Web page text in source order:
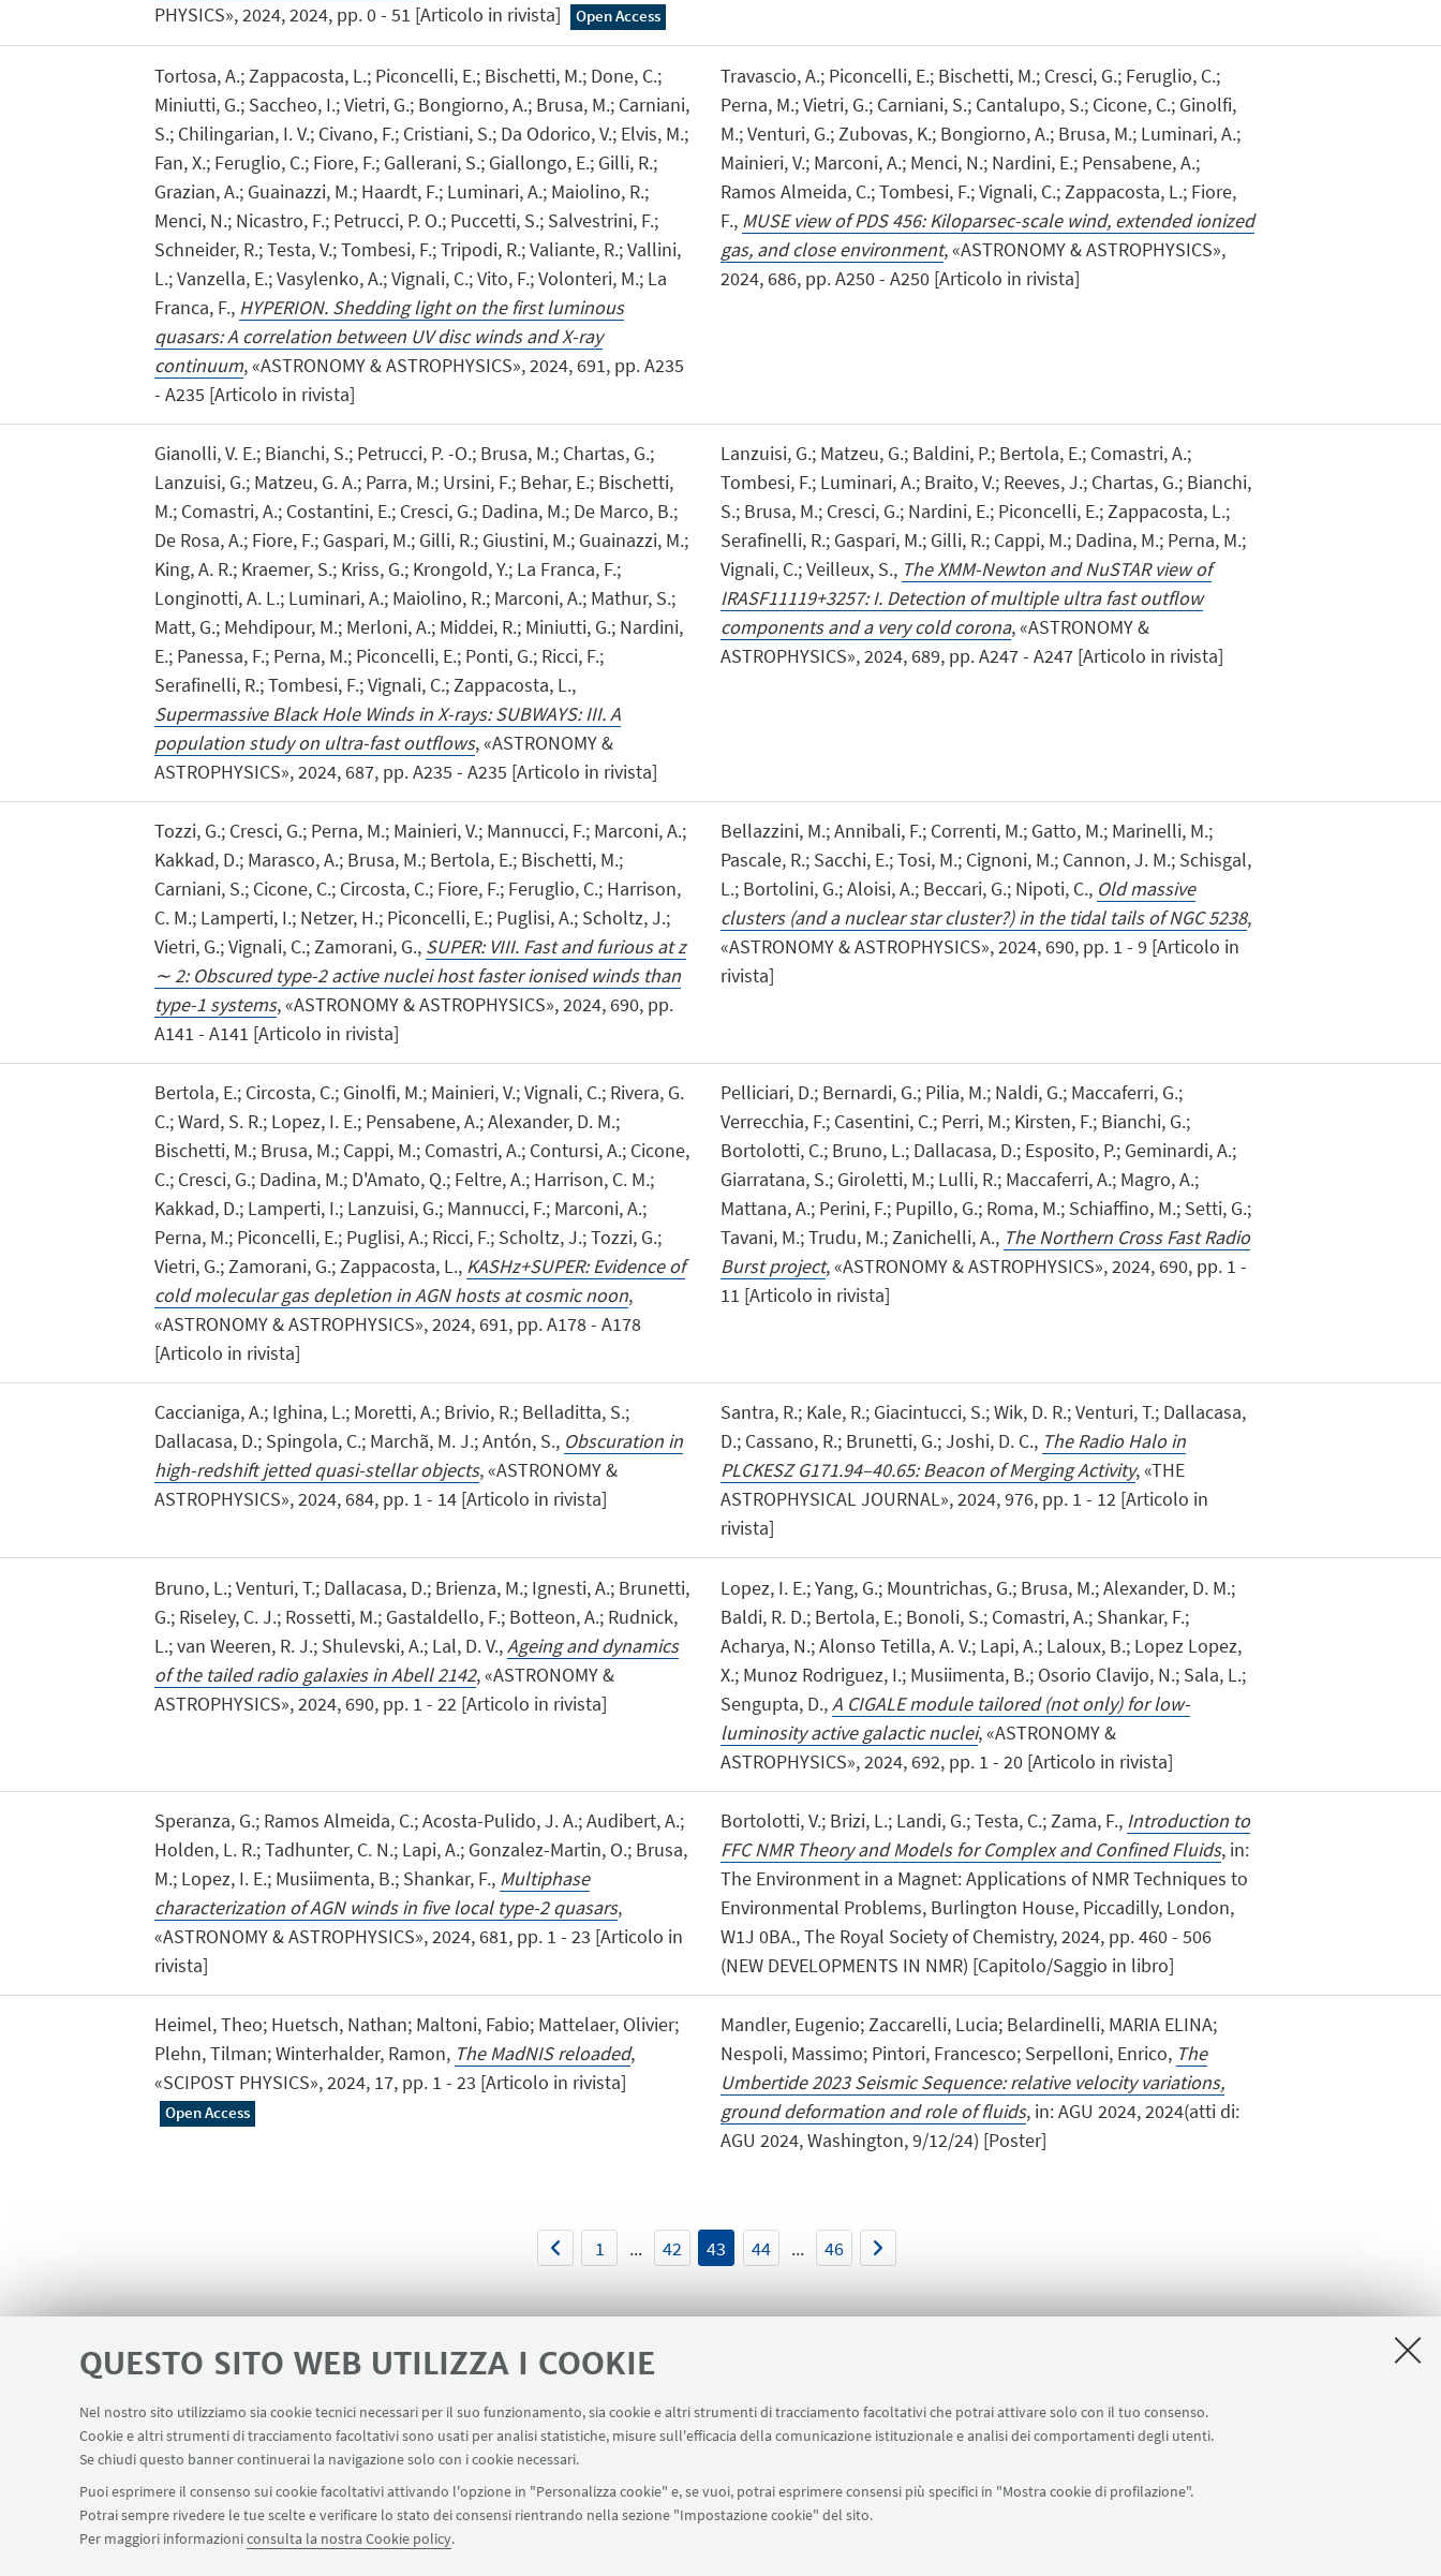
QUESTO SITO WEB UTILIZZA I COOKIE
Nel nostro sito utilizziamo sia cookie tecnici necessari per il suo funzionamento, sia cookie e altri strumenti di tracciamento facoltativi che potrai attivare solo con il tuo consenso.
Cookie e altri strumenti di tracciamento facoltativi sono usati per analisi statistiche, misure sull'efficacia della comunicazione istituzionale e analisi dei comportamenti degli utenti.
Se chiudi questo banner continuerai la navigazione solo con i cookie necessari.
Puoi esprimere il consenso sui cookie facoltativi attivando l'opzione in "Personalizza cookie" e, se vuoi, potrai esprimere consensi più specifici in "Mostra cookie di profilazione".
Potrai sempre rivedere le tue scelte e verificare lo stato dei consensi rientrando nella sezione "Impostazione cookie" del sito.
Per maggiori informazioniconsulta la nostra Cookie policy.
PHYSICS», 2024, 2024, pp. 0 - 51 [Articolo in rivista]
Open Access
Tortosa, A.; Zappacosta, L.; Piconcelli, E.; Bischetti, M.; Done, C.;
Miniutti, G.; Saccheo, I.; Vietri, G.; Bongiorno, A.; Brusa, M.; Carniani,
S.; Chilingarian, I. V.; Civano, F.; Cristiani, S.; Da Odorico, V.; Elvis, M.;
Fan, X.; Feruglio, C.; Fiore, F.; Gallerani, S.; Giallongo, E.; Gilli, R.;
Grazian, A.; Guainazzi, M.; Haardt, F.; Luminari, A.; Maiolino, R.;
Menci, N.; Nicastro, F.; Petrucci, P. O.; Puccetti, S.; Salvestrini, F.;
Schneider, R.; Testa, V.; Tombesi, F.; Tripodi, R.; Valiante, R.; Vallini,
L.; Vanzella, E.; Vasylenko, A.; Vignali, C.; Vito, F.; Volonteri, M.; La
Franca, F., HYPERION. Shedding light on the first luminous
quasars: A correlation between UV disc winds and X-ray
continuum, «ASTRONOMY & ASTROPHYSICS», 2024, 691, pp. A235
- A235 [Articolo in rivista]
Travascio, A.; Piconcelli, E.; Bischetti, M.; Cresci, G.; Feruglio, C.;
Perna, M.; Vietri, G.; Carniani, S.; Cantalupo, S.; Cicone, C.; Ginolfi,
M.; Venturi, G.; Zubovas, K.; Bongiorno, A.; Brusa, M.; Luminari, A.;
Mainieri, V.; Marconi, A.; Menci, N.; Nardini, E.; Pensabene, A.;
Ramos Almeida, C.; Tombesi, F.; Vignali, C.; Zappacosta, L.; Fiore,
F., MUSE view of PDS 456: Kiloparsec-scale wind, extended ionized
gas, and close environment, «ASTRONOMY & ASTROPHYSICS»,
2024, 686, pp. A250 - A250 [Articolo in rivista]
Gianolli, V. E.; Bianchi, S.; Petrucci, P. -O.; Brusa, M.; Chartas, G.;
Lanzuisi, G.; Matzeu, G. A.; Parra, M.; Ursini, F.; Behar, E.; Bischetti,
M.; Comastri, A.; Costantini, E.; Cresci, G.; Dadina, M.; De Marco, B.;
De Rosa, A.; Fiore, F.; Gaspari, M.; Gilli, R.; Giustini, M.; Guainazzi, M.;
King, A. R.; Kraemer, S.; Kriss, G.; Krongold, Y.; La Franca, F.;
Longinotti, A. L.; Luminari, A.; Maiolino, R.; Marconi, A.; Mathur, S.;
Matt, G.; Mehdipour, M.; Merloni, A.; Middei, R.; Miniutti, G.; Nardini,
E.; Panessa, F.; Perna, M.; Piconcelli, E.; Ponti, G.; Ricci, F.;
Serafinelli, R.; Tombesi, F.; Vignali, C.; Zappacosta, L.,
Supermassive Black Hole Winds in X-rays: SUBWAYS: III. A
population study on ultra-fast outflows, «ASTRONOMY &
ASTROPHYSICS», 2024, 687, pp. A235 - A235 [Articolo in rivista]
Lanzuisi, G.; Matzeu, G.; Baldini, P.; Bertola, E.; Comastri, A.;
Tombesi, F.; Luminari, A.; Braito, V.; Reeves, J.; Chartas, G.; Bianchi,
S.; Brusa, M.; Cresci, G.; Nardini, E.; Piconcelli, E.; Zappacosta, L.;
Serafinelli, R.; Gaspari, M.; Gilli, R.; Cappi, M.; Dadina, M.; Perna, M.;
Vignali, C.; Veilleux, S., The XMM-Newton and NuSTAR view of
IRASF11119+3257: I. Detection of multiple ultra fast outflow
components and a very cold corona, «ASTRONOMY &
ASTROPHYSICS», 2024, 689, pp. A247 - A247 [Articolo in rivista]
Tozzi, G.; Cresci, G.; Perna, M.; Mainieri, V.; Mannucci, F.; Marconi, A.;
Kakkad, D.; Marasco, A.; Brusa, M.; Bertola, E.; Bischetti, M.;
Carniani, S.; Cicone, C.; Circosta, C.; Fiore, F.; Feruglio, C.; Harrison,
C. M.; Lamperti, I.; Netzer, H.; Piconcelli, E.; Puglisi, A.; Scholtz, J.;
Vietri, G.; Vignali, C.; Zamorani, G., SUPER: VIII. Fast and furious at z
∼ 2: Obscured type-2 active nuclei host faster ionised winds than
type-1 systems, «ASTRONOMY & ASTROPHYSICS», 2024, 690, pp.
A141 - A141 [Articolo in rivista]
Bellazzini, M.; Annibali, F.; Correnti, M.; Gatto, M.; Marinelli, M.;
Pascale, R.; Sacchi, E.; Tosi, M.; Cignoni, M.; Cannon, J. M.; Schisgal,
L.; Bortolini, G.; Aloisi, A.; Beccari, G.; Nipoti, C., Old massive
clusters (and a nuclear star cluster?) in the tidal tails of NGC 5238,
«ASTRONOMY & ASTROPHYSICS», 2024, 690, pp. 1 - 9 [Articolo in
rivista]
Bertola, E.; Circosta, C.; Ginolfi, M.; Mainieri, V.; Vignali, C.; Rivera, G.
C.; Ward, S. R.; Lopez, I. E.; Pensabene, A.; Alexander, D. M.;
Bischetti, M.; Brusa, M.; Cappi, M.; Comastri, A.; Contursi, A.; Cicone,
C.; Cresci, G.; Dadina, M.; D'Amato, Q.; Feltre, A.; Harrison, C. M.;
Kakkad, D.; Lamperti, I.; Lanzuisi, G.; Mannucci, F.; Marconi, A.;
Perna, M.; Piconcelli, E.; Puglisi, A.; Ricci, F.; Scholtz, J.; Tozzi, G.;
Vietri, G.; Zamorani, G.; Zappacosta, L., KASHz+SUPER: Evidence of
cold molecular gas depletion in AGN hosts at cosmic noon,
«ASTRONOMY & ASTROPHYSICS», 2024, 691, pp. A178 - A178
[Articolo in rivista]
Pelliciari, D.; Bernardi, G.; Pilia, M.; Naldi, G.; Maccaferri, G.;
Verrecchia, F.; Casentini, C.; Perri, M.; Kirsten, F.; Bianchi, G.;
Bortolotti, C.; Bruno, L.; Dallacasa, D.; Esposito, P.; Geminardi, A.;
Giarratana, S.; Giroletti, M.; Lulli, R.; Maccaferri, A.; Magro, A.;
Mattana, A.; Perini, F.; Pupillo, G.; Roma, M.; Schiaffino, M.; Setti, G.;
Tavani, M.; Trudu, M.; Zanichelli, A., The Northern Cross Fast Radio
Burst project, «ASTRONOMY & ASTROPHYSICS», 2024, 690, pp. 1 -
11 [Articolo in rivista]
Caccianiga, A.; Ighina, L.; Moretti, A.; Brivio, R.; Belladitta, S.;
Dallacasa, D.; Spingola, C.; Marchã, M. J.; Antón, S., Obscuration in
high-redshift jetted quasi-stellar objects, «ASTRONOMY &
ASTROPHYSICS», 2024, 684, pp. 1 - 14 [Articolo in rivista]
Santra, R.; Kale, R.; Giacintucci, S.; Wik, D. R.; Venturi, T.; Dallacasa,
D.; Cassano, R.; Brunetti, G.; Joshi, D. C., The Radio Halo in
PLCKESZ G171.94–40.65: Beacon of Merging Activity, «THE
ASTROPHYSICAL JOURNAL», 2024, 976, pp. 1 - 12 [Articolo in
rivista]
Bruno, L.; Venturi, T.; Dallacasa, D.; Brienza, M.; Ignesti, A.; Brunetti,
G.; Riseley, C. J.; Rossetti, M.; Gastaldello, F.; Botteon, A.; Rudnick,
L.; van Weeren, R. J.; Shulevski, A.; Lal, D. V.,Ageing and dynamics
of the tailed radio galaxies in Abell 2142, «ASTRONOMY &
ASTROPHYSICS», 2024, 690, pp. 1 - 22 [Articolo in rivista]
Lopez, I. E.; Yang, G.; Mountrichas, G.; Brusa, M.; Alexander, D. M.;
Baldi, R. D.; Bertola, E.; Bonoli, S.; Comastri, A.; Shankar, F.;
Acharya, N.; Alonso Tetilla, A. V.; Lapi, A.; Laloux, B.; Lopez Lopez,
X.; Munoz Rodriguez, I.; Musiimenta, B.; Osorio Clavijo, N.; Sala, L.;
Sengupta, D.,A CIGALE module tailored (not only) for low-
luminosity active galactic nuclei, «ASTRONOMY &
ASTROPHYSICS», 2024, 692, pp. 1 - 20 [Articolo in rivista]
Speranza, G.; Ramos Almeida, C.; Acosta-Pulido, J. A.; Audibert, A.;
Holden, L. R.; Tadhunter, C. N.; Lapi, A.; Gonzalez-Martin, O.; Brusa,
M.; Lopez, I. E.; Musiimenta, B.; Shankar, F., Multiphase
characterization of AGN winds in five local type-2 quasars,
«ASTRONOMY & ASTROPHYSICS», 2024, 681, pp. 1 - 23 [Articolo in
rivista]
Bortolotti, V.; Brizi, L.; Landi, G.; Testa, C.; Zama, F., Introduction to
FFC NMR Theory and Models for Complex and Confined Fluids, in:
The Environment in a Magnet: Applications of NMR Techniques to
Environmental Problems, Burlington House, Piccadilly, London,
W1J 0BA., The Royal Society of Chemistry, 2024, pp. 460 - 506
(NEW DEVELOPMENTS IN NMR) [Capitolo/Saggio in libro]
Heimel, Theo; Huetsch, Nathan; Maltoni, Fabio; Mattelaer, Olivier;
Plehn, Tilman; Winterhalder, Ramon, The MadNIS reloaded,
«SCIPOST PHYSICS», 2024, 17, pp. 1 - 23 [Articolo in rivista]
Open Access
Mandler, Eugenio; Zaccarelli, Lucia; Belardinelli, MARIA ELINA;
Nespoli, Massimo; Pintori, Francesco; Serpelloni, Enrico, The
Umbertide 2023 Seismic Sequence: relative velocity variations,
ground deformation and role of fluids, in: AGU 2024, 2024(atti di:
AGU 2024, Washington, 9/12/24) [Poster]
1 ... 42 43 44 ... 46
LINK UTILI Apps Area Riservata Schermi Infopoint Prenotazione Sale Carta dei Servizi
SEGUI IL DIPARTIMENTO SU: SEGUI UNIBO SU: